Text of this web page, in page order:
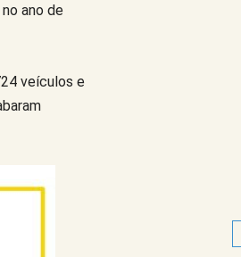
ano de
veículos e